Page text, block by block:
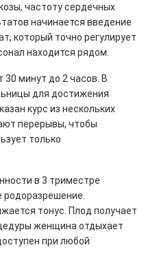
частоту сердечных
начинается введение
который точно регулирует
находится рядом.
минут до 2 часов. В
для достижения
курс из нескольких
перерывы, чтобы
только
в 3 триместре
родоразрешение.
тонус. Плод получает
женщина отдыхает
при любой